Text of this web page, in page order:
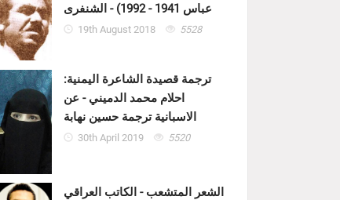
عباس 1941 - 1992) - الشنفرى
19th August 2018 5528
ترجمة قصيدة الشاعرة اليمنية:
احلام محمد الدميني - عن
الاسبانية ترجمة حسين نهابة
30th April 2019 5520
الشعر المتشعب - الكاتب العراقي